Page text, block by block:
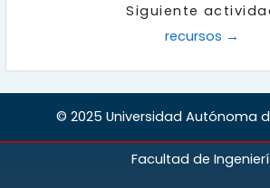
Siguiente
recursos →
© 2025 Universidad Autónoma
Facultad de